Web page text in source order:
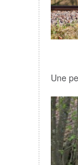
Une